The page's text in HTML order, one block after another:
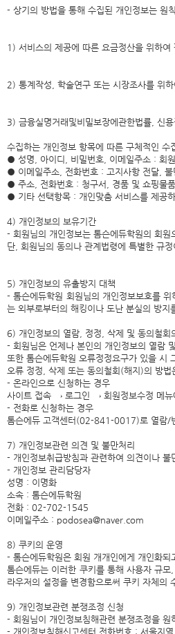
- 상기의 방법을 통해 수집된 개인정보는 원
1) 서비스의 제공에 따른 요금정산을 위하
2) 통계작성, 학술연구 또는 시장조사를 위
3) 금융실명거래및비밀보장에관한법률, 신
수집하는 개인정보 항목에 따른 구체적인 수
● 성명, 아이디, 비밀번호, 이메일주소 : 회
● 이메일주소, 전화번호 : 고지사항 전달,
● 주소, 전화번호 : 청구서, 경품 및 쇼핑물
● 기타 선택항목 : 개인맞춤 서비스를 제공
4) 개인정보의 보유기간
- 회원님의 개인정보는 톰슨에듀학원의 회
단, 회원님의 동의나 관계법령에 특별한 규
5) 개인정보의 유출방지 대책
- 톰슨에듀학원 회원님의 개인정보보호를
는 외부로부터의 해킹이나 도난 분실의 방지
6) 개인정보의 열람, 정정, 삭제 및 동의철회
- 회원님은 언제나 본인의 개인정보의 열람
또한 톰슨에듀학원 오류정정요구가 있을 시
오류 정정, 삭제 또는 동의철회(해지)의 방법
- 온라인으로 신청하는 경우
사이트 접속 → 로그인 → 회원정보수정 메뉴
- 전화로 신청하는 경우
톰슨에듀 고객센터(02-841-0017)로 열람/
7) 개인정보관련 의견 및 불만처리
- 개인정보취급방침과 관련하여 의견이나
- 개인정보 관리담당자
성명 : 이명화
소속 : 톰슨에듀학원
전화 : 02-702-1545
이메일주소 : podosea@naver.com
8) 쿠키의 운영
- 톰슨에듀학원은 회원 개개인에게 개인화
톰슨에듀는 이러한 쿠키를 통해 사용자 규
라우저의 설정을 변경함으로써 쿠키 자체의
9) 개인정보관련 분쟁조정 신청
- 회원님이 개인정보침해관련 분쟁조정을 원
- 개인정보침해신고센터 전화번호 : 서울